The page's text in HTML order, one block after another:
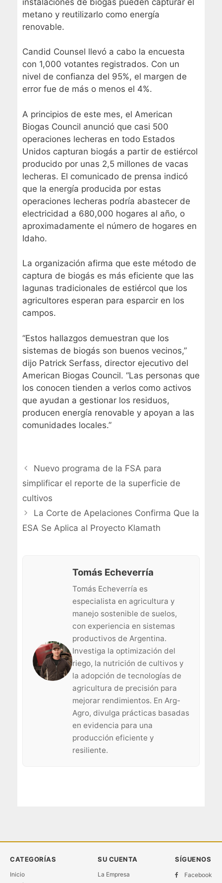
metano y reutilizarlo como energía
renovable.
Candid Counsel llevó a cabo la encuesta
con 1,000 votantes registrados. Con un
nivel de confianza del 95%, el margen de
error fue de más o menos el 4%.
A principios de este mes, el American
Biogas Council anunció que casi 500
operaciones lecheras en todo Estados
Unidos capturan biogás a partir de estiércol
producido por unas 2,5 millones de vacas
lecheras. El comunicado de prensa indicó
que la energía producida por estas
operaciones lecheras podría abastecer de
electricidad a 680,000 hogares al año, o
aproximadamente el número de hogares en
Idaho.
La organización afirma que este método de
captura de biogás es más eficiente que las
lagunas tradicionales de estiércol que los
agricultores esperan para esparcir en los
campos.
“Estos hallazgos demuestran que los
sistemas de biogás son buenos vecinos,”
dijo Patrick Serfass, director ejecutivo del
American Biogas Council. “Las personas que
los conocen tienden a verlos como activos
que ayudan a gestionar los residuos,
producen energía renovable y apoyan a las
comunidades locales.”
Nuevo programa de la FSA para
simplificar el reporte de la superficie de
cultivos
La Corte de Apelaciones Confirma Que la
ESA Se Aplica al Proyecto Klamath
Tomás Echeverría
Tomás Echeverría es
especialista en agricultura y
manejo sostenible de suelos,
con experiencia en sistemas
productivos de Argentina.
Investiga la optimización del
riego, la nutrición de cultivos y
la adopción de tecnologías de
agricultura de precisión para
mejorar rendimientos. En Arg-
Agro, divulga prácticas basadas
en evidencia para una
producción eficiente y
resiliente.
CATEGORÍAS
Inicio
SU CUENTA
La Empresa
SÍGUENOS
Facebook